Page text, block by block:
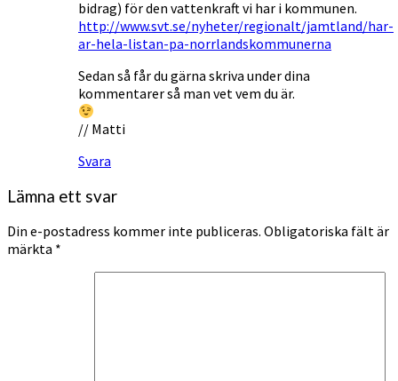
bidrag) för den vattenkraft vi har i kommunen.
http://www.svt.se/nyheter/regionalt/jamtland/har-
ar-hela-listan-pa-norrlandskommunerna
Sedan så får du gärna skriva under dina
kommentarer så man vet vem du är.
// Matti
Svara
Lämna ett svar
Din e-postadress kommer inte publiceras. Obligatoriska fält är
märkta *